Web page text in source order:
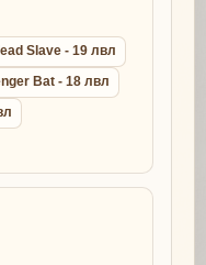
Slave - 19 лвл
Bat - 18 лвл